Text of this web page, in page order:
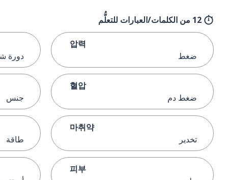
12 من الكلمات/العبارات للتعلُّم
압력
ضغط
혈압
ضغط دم
마취약
تخدير
피부
دورة
جنس
طاقة